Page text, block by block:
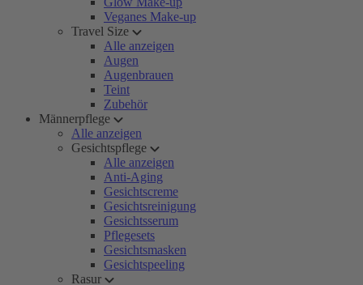
Veganes Make-up
Travel Size
Alle anzeigen
Augen
Augenbrauen
Teint
Zubehör
Männerpflege
Alle anzeigen
Gesichtspflege
Alle anzeigen
Anti-Aging
Gesichtscreme
Gesichtsreinigung
Gesichtsserum
Pflegesets
Gesichtsmasken
Gesichtspeeling
Rasur